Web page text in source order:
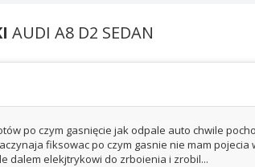
AUDI A8 D2 SEDAN
po czym gasnięcie jak odpale auto chwile
fiksowac po czym gasnie nie mam pojecia
dalem elekjtrykowi do zrboienia i zrobil...